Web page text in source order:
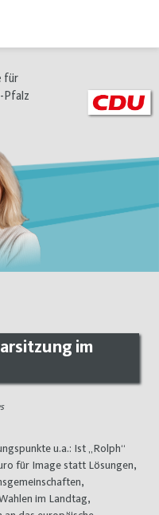
für
Pfalz
im
für Image statt Lösungen,
im Landtag,